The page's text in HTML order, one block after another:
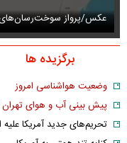
عکس/پرواز سوخت‌رسان‌های
برگزیده ها
وضعیت هواشناسی امروز
پیش بینی آب و هوای تهران ۱۷ مرداد
تحریم‌های جدید آمریکا علیه